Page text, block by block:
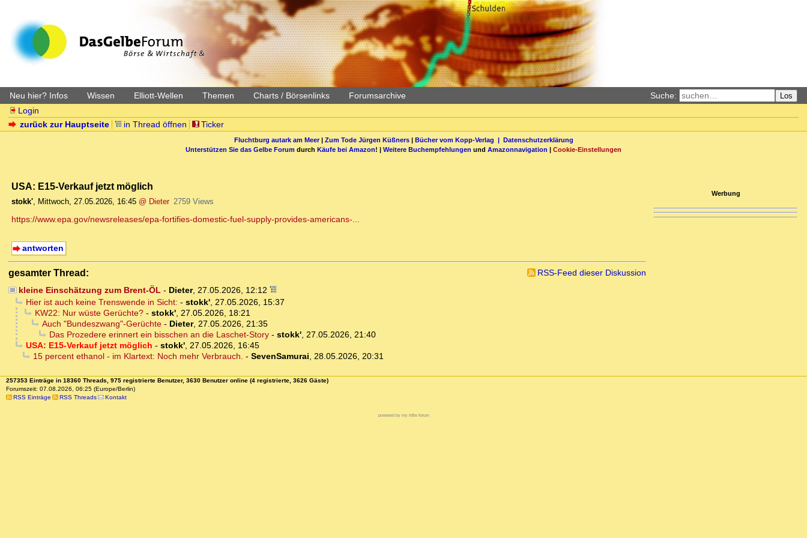
Neu hier? Infos Wissen Elliott-Wellen Themen Charts / Börsenlinks Forumsarchive Suche: Los
Login
zurück zur Hauptseite
in Thread öffnen Ticker
Fluchtburg autark am Meer| Zum Tode Jürgen Küßners| Bücher vom Kopp-Verlag | Datenschutzerklärung
Unterstützen Sie das Gelbe Forum durch Käufe bei Amazon! | Weitere Buchempfehlungen und Amazonnavigation | Cookie-Einstellungen
USA: E15-Verkauf jetzt möglich
stokk', Mittwoch, 27.05.2026, 16:45 @ Dieter 2759 Views
https://www.epa.gov/newsreleases/epa-fortifies-domestic-fuel-supply-provides-americans-...
antworten
gesamter Thread:
RSS-Feed dieser Diskussion
kleine Einschätzung zum Brent-ÖL- Dieter, 27.05.2026, 12:12
Hier ist auch keine Trenswende in Sicht: - stokk', 27.05.2026, 15:37
KW22: Nur wüste Gerüchte?- stokk', 27.05.2026, 18:21
Auch "Bundeszwang"-Gerüchte- Dieter, 27.05.2026, 21:35
Das Prozedere erinnert ein bisschen an die Laschet-Story- stokk', 27.05.2026, 21:40
USA: E15-Verkauf jetzt möglich - stokk', 27.05.2026, 16:45
15 percent ethanol - im Klartext: Noch mehr Verbrauch. - SevenSamurai, 28.05.2026, 20:31
Werbung
257353 Einträge in 18360 Threads, 975 registrierte Benutzer, 3630 Benutzer online (4 registrierte, 3626 Gäste)
Forumszeit: 07.08.2026, 06:25 (Europe/Berlin)
RSS Einträge
RSS Threads Kontakt
powered by my little forum